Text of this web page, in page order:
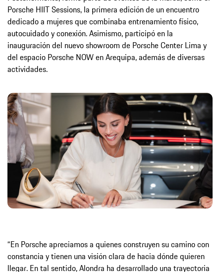
Porsche HIIT Sessions, la primera edición de un encuentro
dedicado a mujeres que combinaba entrenamiento físico,
autocuidado y conexión. Asimismo, participó en la
inauguración del nuevo showroom de Porsche Center Lima y
del espacio Porsche NOW en Arequipa, además de diversas
actividades.
“En Porsche apreciamos a quienes construyen su camino con
constancia y tienen una visión clara de hacia dónde quieren
llegar. En tal sentido, Alondra ha desarrollado una trayectoria